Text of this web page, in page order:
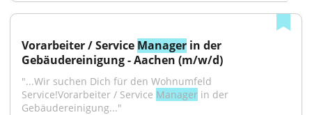
Vorarbeiter / Service Manager in der
Gebäudereinigung - Aachen (m/w/d)
"...Wir suchen Dich für den Wohnumfeld
Service!Vorarbeiter / Service Manager in der
Gebäudereinigung..."